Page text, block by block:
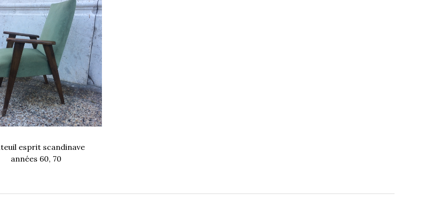
esprit scandinave
années 60, 70